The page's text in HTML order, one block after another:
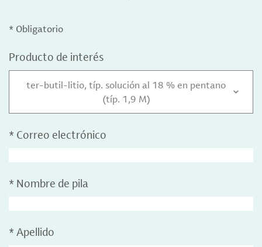
* Obligatorio
Producto de interés
ter-butil-litio, típ. solución al 18 % en pentano
(típ. 1,9 M)
* Correo electrónico
* Nombre de pila
* Apellido